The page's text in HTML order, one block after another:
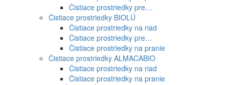
Čistiace prostriedky pre…
Čistiace prostriedky BIOLÚ
Čistiace prostriedky na riad
Čistiace prostriedky pre…
Čistiace prostriedky na pranie
Čistiace prostriedky ALMACABIO
Čistiace prostriedky na riad
Čistiace prostriedky na pranie